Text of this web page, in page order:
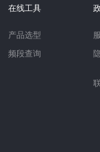
在线工具
产品选型
频段查询